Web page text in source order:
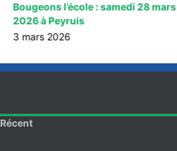
Bougeons l’école : samedi 28 mars
2026 à Peyruis
3 mars 2026
Récent